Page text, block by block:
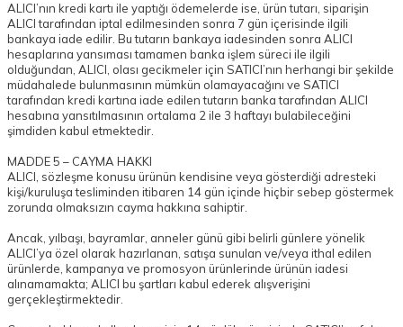
ALICI’nın kredi kartı ile yaptığı ödemelerde ise, ürün tutarı, siparişin
ALICI tarafından iptal edilmesinden sonra 7 gün içerisinde ilgili
bankaya iade edilir. Bu tutarın bankaya iadesinden sonra ALICI
hesaplarına yansıması tamamen banka işlem süreci ile ilgili
olduğundan, ALICI, olası gecikmeler için SATICI’nın herhangi bir şekilde
müdahalede bulunmasının mümkün olamayacağını ve SATICI
tarafından kredi kartına iade edilen tutarın banka tarafından ALICI
hesabına yansıtılmasının ortalama 2 ile 3 haftayı bulabileceğini
şimdiden kabul etmektedir.
MADDE 5 – CAYMA HAKKI
ALICI, sözleşme konusu ürünün kendisine veya gösterdiği adresteki
kişi/kuruluşa tesliminden itibaren 14 gün içinde hiçbir sebep göstermek
zorunda olmaksızın cayma hakkına sahiptir.
Ancak, yılbaşı, bayramlar, anneler günü gibi belirli günlere yönelik
ALICI’ya özel olarak hazırlanan, satışa sunulan ve/veya ithal edilen
ürünlerde, kampanya ve promosyon ürünlerinde ürünün iadesi
alınamamakta; ALICI bu şartları kabul ederek alışverişini
gerçekleştirmektedir.